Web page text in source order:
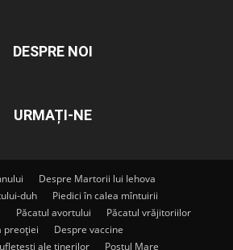
DESPRE NOI
URMAȚI-NE
Despre Martorii lui Iehova
duh
Piedici în calea mîntuirii
Păcatul avortului
Păcatul vrăjitoriilor
preoției
Despre vaccine
ale tinerilor
Postul Mare